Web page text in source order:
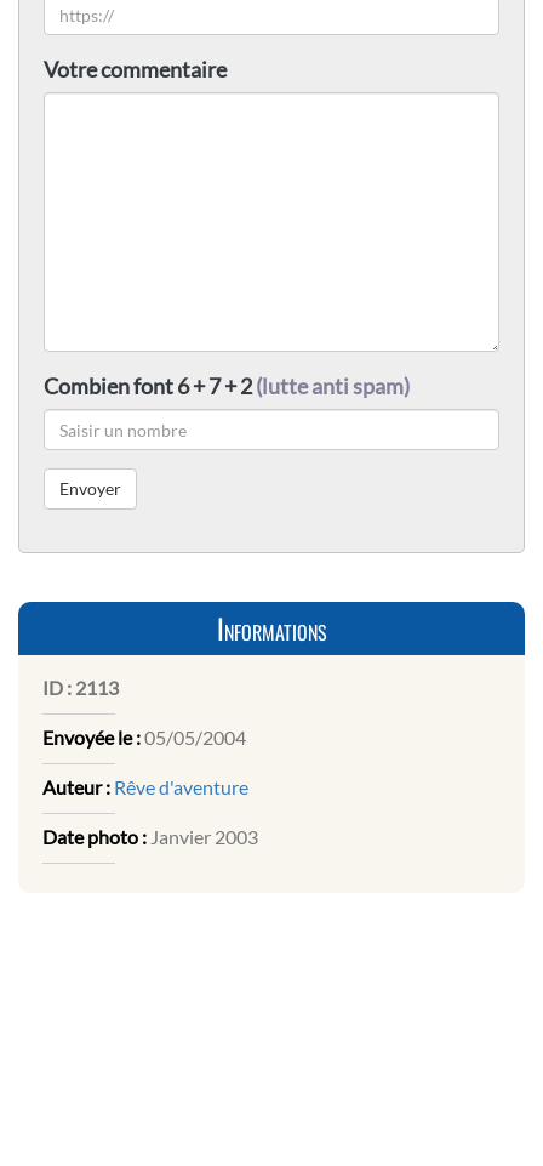
Votre commentaire
Combien font 6 + 7 + 2(lutte anti spam)
Informations
ID : 2113
Envoyée le :05/05/2004
Auteur : Rêve d'aventure
Date photo : Janvier 2003